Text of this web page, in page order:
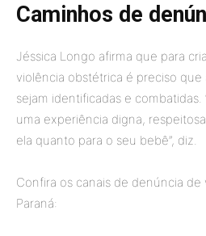
Caminhos de
Jéssica Longo afirma que para
violência obstétrica é preciso que
sejam identificadas e
uma experiência digna,
ela quanto para o seu bebê”, diz.
Confira os canais de denúncia
Paraná: